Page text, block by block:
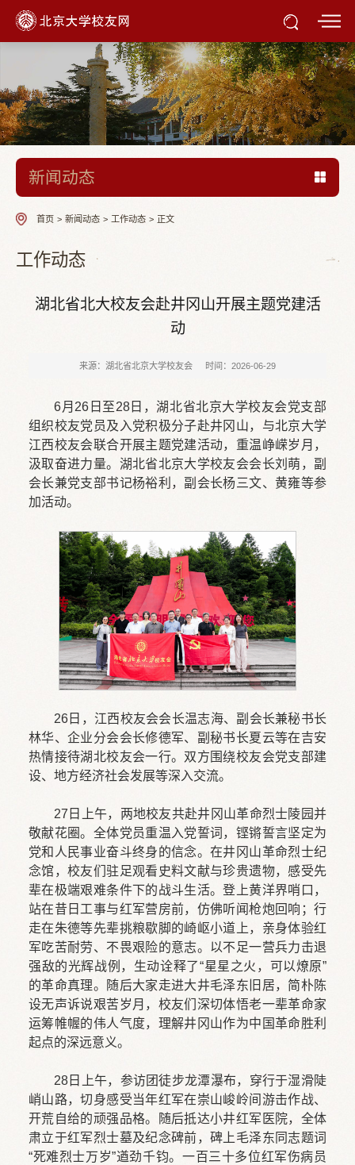
新闻动态
首页 > 新闻动态 > 工作动态 > 正文
工作动态
湖北省北大校友会赴井冈山开展主题党建活
动
来源：湖北省北京大学校友会 时间：2026-06-29
6月26日至28日，湖北省北京大学校友会党支部
组织校友党员及入党积极分子赴井冈山，与北京大学
江西校友会联合开展主题党建活动，重温峥嵘岁月，
汲取奋进力量。湖北省北京大学校友会会长刘萌，副
会长兼党支部书记杨裕利，副会长杨三文、黄雍等参
加活动。
26日，江西校友会会长温志海、副会长兼秘书长
林华、企业分会会长修德军、副秘书长夏云等在吉安
热情接待湖北校友会一行。双方围绕校友会党支部建
设、地方经济社会发展等深入交流。
27日上午，两地校友共赴井冈山革命烈士陵园并
敬献花圈。全体党员重温入党誓词，铿锵誓言坚定为
党和人民事业奋斗终身的信念。在井冈山革命烈士纪
念馆，校友们驻足观看史料文献与珍贵遗物，感受先
辈在极端艰难条件下的战斗生活。登上黄洋界哨口，
站在昔日工事与红军营房前，仿佛听闻枪炮回响；行
走在朱德等先辈挑粮歇脚的崎岖小道上，亲身体验红
军吃苦耐劳、不畏艰险的意志。以不足一营兵力击退
强敌的光辉战例，生动诠释了“星星之火，可以燎原”
的革命真理。随后大家走进大井毛泽东旧居，简朴陈
设无声诉说艰苦岁月，校友们深切体悟老一辈革命家
运筹帷幄的伟人气度，理解井冈山作为中国革命胜利
起点的深远意义。
28日上午，参访团徒步龙潭瀑布，穿行于湿滑陡
峭山路，切身感受当年红军在崇山峻岭间游击作战、
开荒自给的顽强品格。随后抵达小井红军医院，全体
肃立于红军烈士墓及纪念碑前，碑上毛泽东同志题词
“死难烈士万岁”遒劲千钧。一百三十多位红军伤病员